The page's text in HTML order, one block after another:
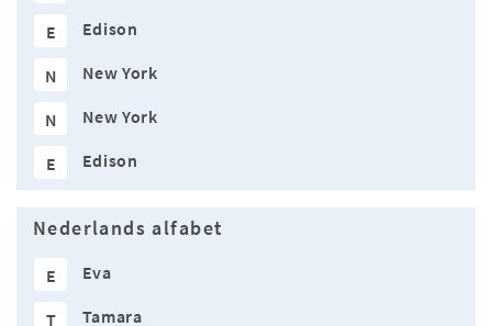
E Edison
N New York
N New York
E Edison
Nederlands alfabet
E Eva
T Tamara